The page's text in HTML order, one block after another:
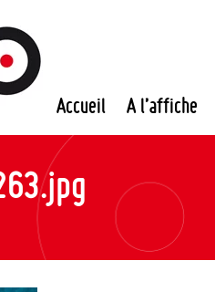
Accueil A l’affiche